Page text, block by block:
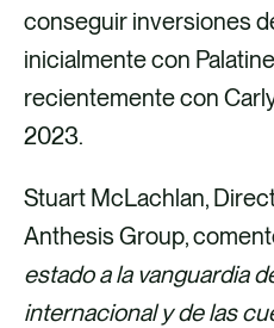
conseguir inversiones
inicialmente con
recientemente con
2023.
Stuart McLachlan,
Anthesis Group,
estado a la vanguardia
internacional y de las